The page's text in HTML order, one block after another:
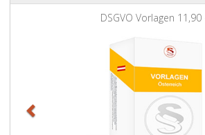
DSGVO Vorlagen 11,90